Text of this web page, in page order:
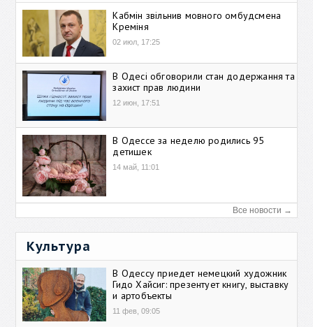
Кабмін звільнив мовного омбудсмена
Креміня
02 июл, 17:25
В Одесі обговорили стан додержання та
захист прав людини
12 июн, 17:51
В Одессе за неделю родились 95
детишек
14 май, 11:01
Все новости →
Культура
В Одессу приедет немецкий художник
Гидо Хайсиг: презентует книгу, выставку
и артобъекты
11 фев, 09:05